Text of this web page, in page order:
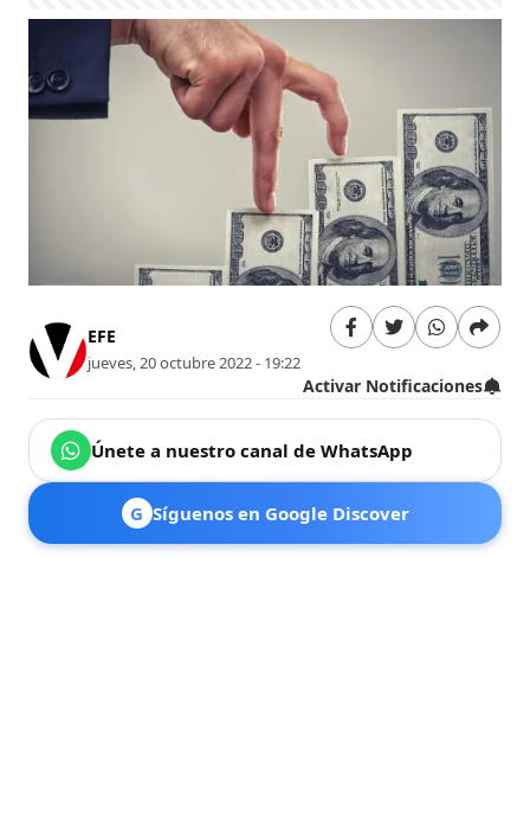
EFE
jueves, 20 octubre 2022 - 19:22
Activar Notificaciones
Únete a nuestro canal de WhatsApp
G Síguenos en Google Discover